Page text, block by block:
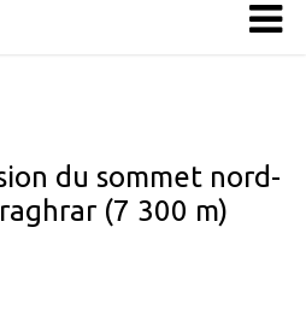
du sommet nord-
(7 300 m)